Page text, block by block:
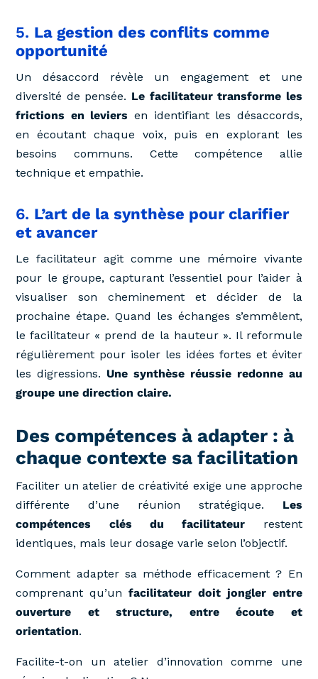
5. La gestion des conflits comme
opportunité
Un désaccord révèle un engagement et une
diversité de pensée. Le facilitateur transforme les
frictions en leviers en identifiant les désaccords,
en écoutant chaque voix, puis en explorant les
besoins communs. Cette compétence allie
technique et empathie.
6. L’art de la synthèse pour clarifier
et avancer
Le facilitateur agit comme une mémoire vivante
pour le groupe, capturant l’essentiel pour l’aider à
visualiser son cheminement et décider de la
prochaine étape. Quand les échanges s’emmêlent,
le facilitateur « prend de la hauteur ». Il reformule
régulièrement pour isoler les idées fortes et éviter
les digressions. Une synthèse réussie redonne au
groupe une direction claire.
Des compétences à adapter : à
chaque contexte sa facilitation
Faciliter un atelier de créativité exige une approche
différente d’une réunion stratégique. Les
compétences clés du facilitateur restent
identiques, mais leur dosage varie selon l’objectif.
Comment adapter sa méthode efficacement ? En
comprenant qu’unfacilitateur doit jongler entre
ouverture et structure, entre écoute et
orientation.
Facilite-t-on un atelier d’innovation comme une